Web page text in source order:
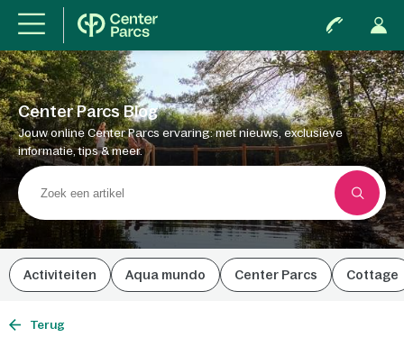
Center Parcs Blog
Jouw online Center Parcs ervaring: met nieuws, exclusieve
informatie, tips & meer.
Activiteiten Aqua mundo Center Parcs Cottage
Terug